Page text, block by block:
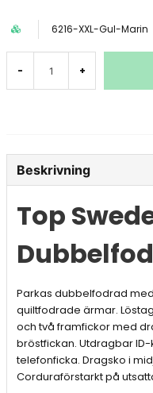
6216-XXL-Gul-Marin
- +
Beskrivning
Top
Parkas dubbelfodrad
quiltfodrade ärmar.
och två framfickor med
bröstfickan. Utdragbar
telefonficka. Dragsko i
Corduraförstarkt på